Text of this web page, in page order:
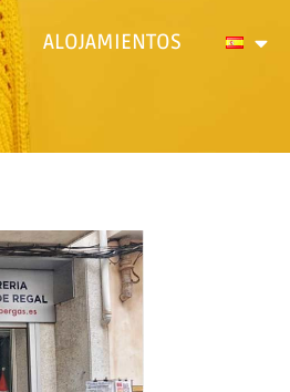
ALOJAMIENTOS